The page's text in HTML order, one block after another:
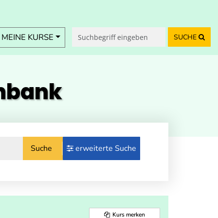
KURSE SUCHE
Suche erweiterte Suche
Kurs merken